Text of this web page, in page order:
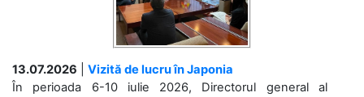
13.07.2026
Vizită de lucru în Japonia
În perioada 6-10 iulie 2026, Directorul general al